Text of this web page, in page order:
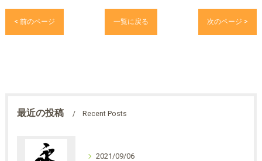
< 前のページ 一覧に戻る 次のページ >
最近の投稿 Recent Posts
2021/09/06